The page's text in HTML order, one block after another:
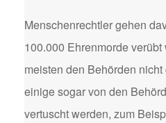
Menschenrechtler gehen
100.000 Ehrenmorde
meisten den Behörden
einige sogar von den
vertuscht werden, zum